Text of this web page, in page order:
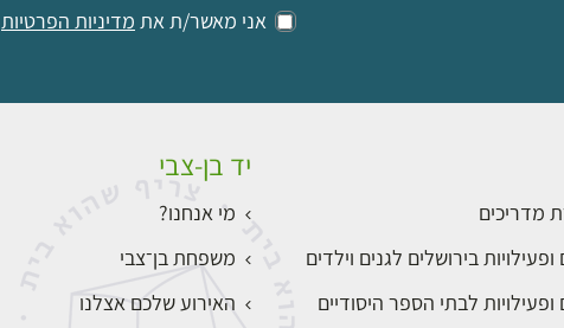
אני מאשר/ת את מדיניות הפרטיות
מדריכים
ופעילויות בירושלים לגנים וילדים
ופעילויות לבתי הספר היסודיים
יד בן-צבי
מי אנחנו?
משפחת בן־צבי
האירוע שלכם אצלנו